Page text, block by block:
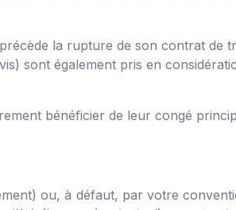
la rupture de son contrat de
sont également pris en
bénéficier de leur congé
ou, à défaut, par votre